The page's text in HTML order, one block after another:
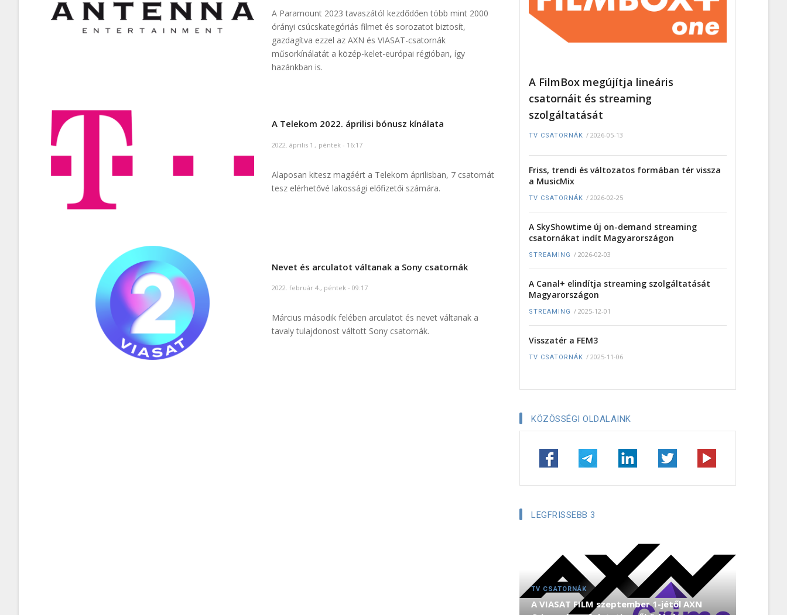
A Paramount 2023 tavaszától kezdődően több mint 2000
órányi csúcskategóriás filmet és sorozatot biztosít,
gazdagítva ezzel az AXN és VIASAT-csatornák
műsorkínálatát a közép-kelet-európai régióban, így
hazánkban is.
A Telekom 2022. áprilisi bónusz kínálata
2022. április 1., péntek - 16:17
Alaposan kitesz magáért a Telekom áprilisban, 7 csatornát
tesz elérhetővé lakossági előfizetői számára.
Nevet és arculatot váltanak a Sony csatornák
2022. február 4., péntek - 09:17
Március második felében arculatot és nevet váltanak a
tavaly tulajdonost váltott Sony csatornák.
A FilmBox megújítja lineáris
csatornáit és streaming
szolgáltatását
TV CSATORNÁK / 2026-05-13
Friss, trendi és változatos formában tér vissza
a MusicMix
TV CSATORNÁK / 2026-02-25
A SkyShowtime új on-demand streaming
csatornákat indít Magyarországon
STREAMING / 2026-02-03
A Canal+ elindítja streaming szolgáltatását
Magyarországon
STREAMING / 2025-12-01
Visszatér a FEM3
TV CSATORNÁK / 2025-11-06
KÖZÖSSÉGI OLDALAINK
LEGFRISSEBB 3
TV CSATORNÁK
A VIASAT FILM szeptember 1-jétől AXN